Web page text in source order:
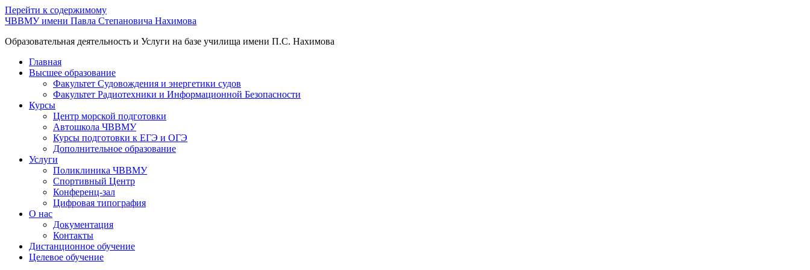
Перейти к содержимому
ЧВВМУ имени Павла Степановича Нахимова
Образовательная деятельность и Услуги на базе училища имени П.С. Нахимова
Главная
Высшее образование
Факультет Судовождения и энергетики судов
Факультет Радиотехники и Информационной Безопасности
Курсы
Центр морской подготовки
Автошкола ЧВВМУ
Курсы подготовки к ЕГЭ и ОГЭ
Дополнительное образование
Услуги
Поликлиника ЧВВМУ
Спортивный Центр
Конференц-зал
Цифровая типография
О нас
Документация
Контакты
Дистанционное обучение
Целевое обучение